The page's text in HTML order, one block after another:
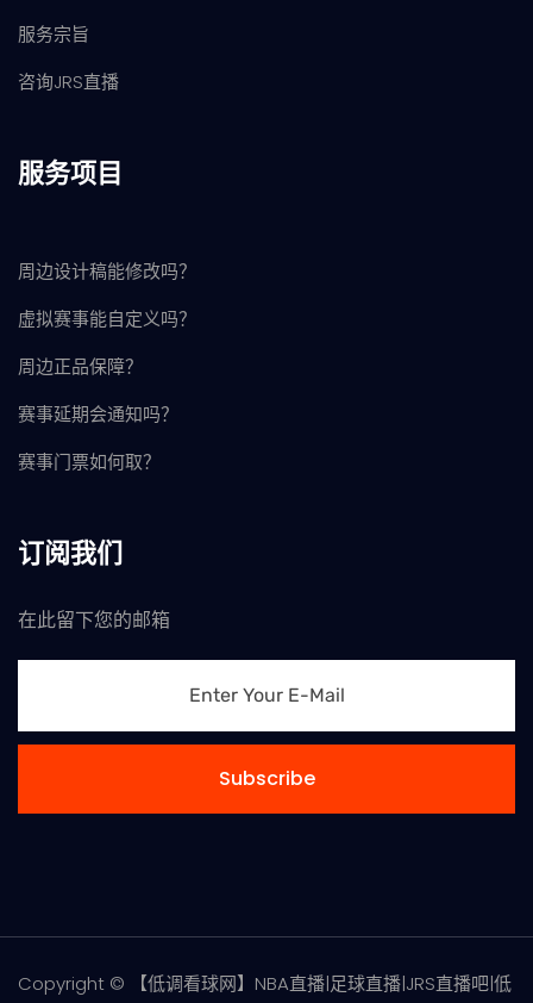
服务宗旨
咨询JRS直播
服务项目
周边设计稿能修改吗？
虚拟赛事能自定义吗？
周边正品保障？
赛事延期会通知吗？
赛事门票如何取？
订阅我们
在此留下您的邮箱
Subscribe
Copyright © 【低调看球网】NBA直播|足球直播|JRS直播吧|低